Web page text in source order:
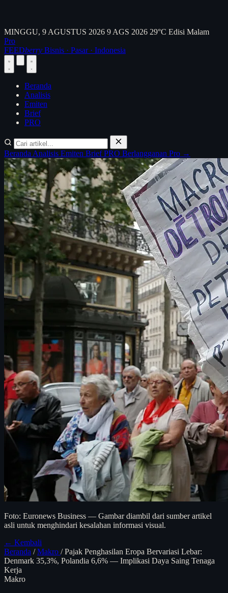
MINGGU, 9 AGUSTUS 2026 9 AGS 2026 29°C Edisi Malam
Pro
FEEDberry Bisnis · Pasar · Indonesia
Beranda
Analisis
Emiten
Brief
PRO
Beranda Analisis Emiten BriefPRO Berlangganan Pro →
Foto: Euronews Business — Gambar diambil dari sumber artikel
asli untuk menghindari kesalahan informasi visual.
← Kembali
Beranda / Makro / Pajak Penghasilan Eropa Bervariasi Lebar:
Denmark 35,3%, Polandia 6,6% — Implikasi Daya Saing Tenaga
Kerja
Makro